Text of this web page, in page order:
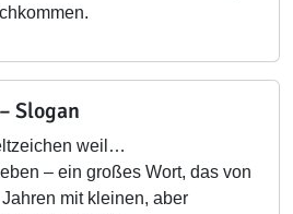
Slogan
weil…
– ein großes Wort, das von
mit kleinen, aber